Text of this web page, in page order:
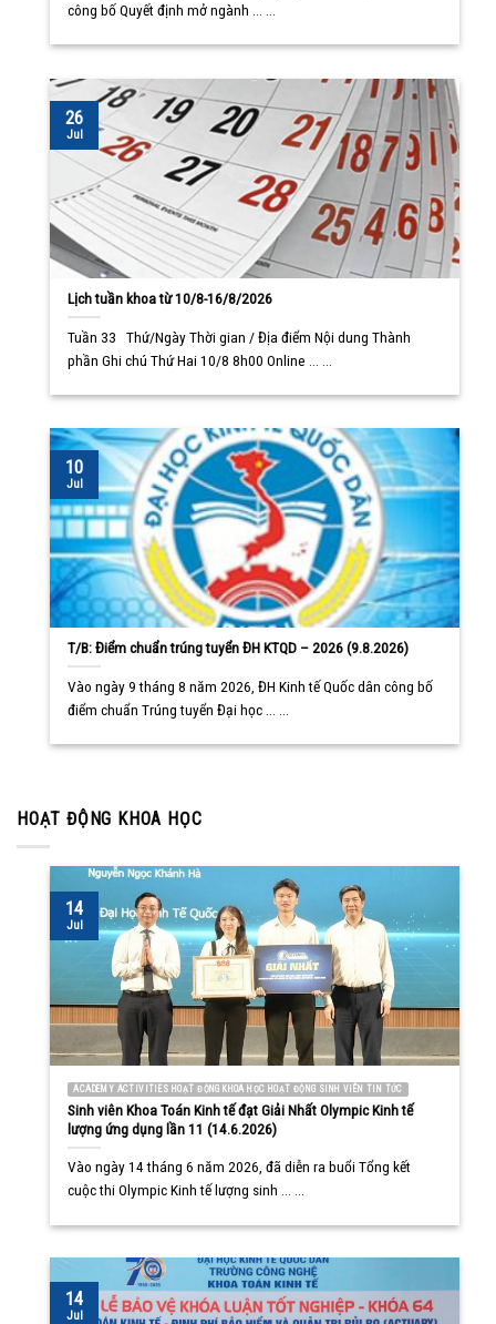
công bố Quyết định mở ngành ... ...
Lịch tuần khoa từ 10/8-16/8/2026
Tuần 33 Thứ/Ngày Thời gian / Địa điểm Nội dung Thành
phần Ghi chú Thứ Hai 10/8 8h00 Online ... ...
26
Jul
T/B: Điểm chuẩn trúng tuyển ĐH KTQD – 2026 (9.8.2026)
Vào ngày 9 tháng 8 năm 2026, ĐH Kinh tế Quốc dân công bố
điểm chuẩn Trúng tuyển Đại học ... ...
10
Jul
HOẠT ĐỘNG KHOA HỌC
ACADEMY ACTIVITIES HOẠT ĐỘNG KHOA HỌC HOẠT ĐỘNG SINH VIÊN TIN TỨC
Sinh viên Khoa Toán Kinh tế đạt Giải Nhất Olympic Kinh tế
lượng ứng dụng lần 11 (14.6.2026)
Vào ngày 14 tháng 6 năm 2026, đã diễn ra buổi Tổng kết
cuộc thi Olympic Kinh tế lượng sinh ... ...
14
Jul
14
Jul